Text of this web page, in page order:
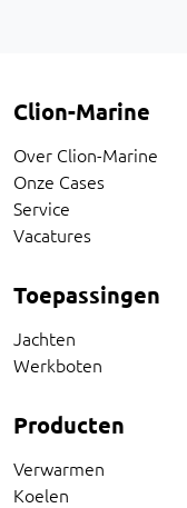
Clion-Marine
Over Clion-Marine
Onze Cases
Service
Vacatures
Toepassingen
Jachten
Werkboten
Producten
Verwarmen
Koelen